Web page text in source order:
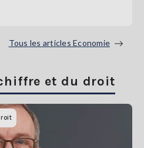
Tous les articles Economie
et du droit